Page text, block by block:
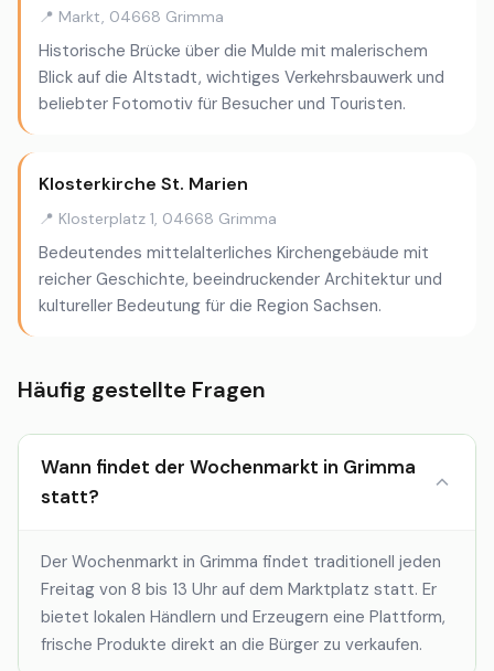
📍 Markt, 04668 Grimma
Historische Brücke über die Mulde mit malerischem
Blick auf die Altstadt, wichtiges Verkehrsbauwerk und
beliebter Fotomotiv für Besucher und Touristen.
Klosterkirche St. Marien
📍 Klosterplatz 1, 04668 Grimma
Bedeutendes mittelalterliches Kirchengebäude mit
reicher Geschichte, beeindruckender Architektur und
kultureller Bedeutung für die Region Sachsen.
Häufig gestellte Fragen
Wann findet der Wochenmarkt in Grimma
statt?
Der Wochenmarkt in Grimma findet traditionell jeden
Freitag von 8 bis 13 Uhr auf dem Marktplatz statt. Er
bietet lokalen Händlern und Erzeugern eine Plattform,
frische Produkte direkt an die Bürger zu verkaufen.